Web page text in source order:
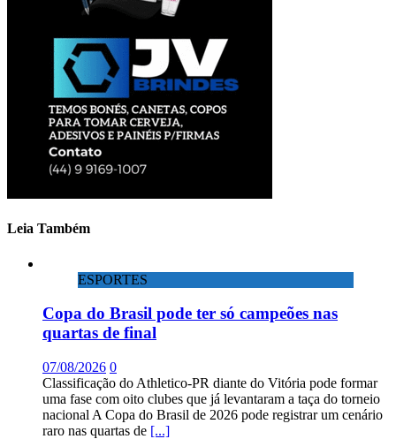
Leia Também
ESPORTES
Copa do Brasil pode ter só campeões nas
quartas de final
07/08/2026 0
Classificação do Athletico-PR diante do Vitória pode formar
uma fase com oito clubes que já levantaram a taça do torneio
nacional A Copa do Brasil de 2026 pode registrar um cenário
raro nas quartas de [...]